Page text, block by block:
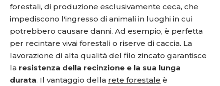
forestali, di produzione esclusivamente ceca, che
impediscono l'ingresso di animali in luoghi in cui
potrebbero causare danni. Ad esempio, è perfetta
per recintare vivai forestali o riserve di caccia. La
lavorazione di alta qualità del filo zincato garantisce
la resistenza della recinzione e la sua lunga
durata. Il vantaggio della rete forestale è